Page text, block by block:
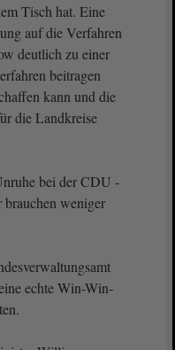
Tisch hat. Eine
auf die Verfahren
deutlich zu einer
beitragen
kann und die
die Landkreise
bei der CDU -
weniger
echte Win-Win-